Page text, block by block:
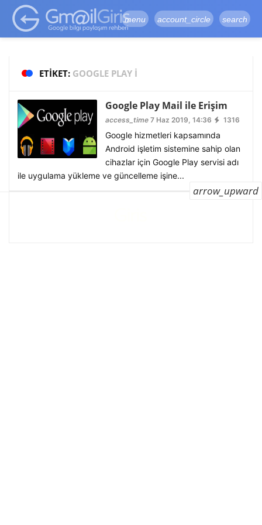
google-site-
verification=vqSI0upH550kabR5X8xpjMYieaXmuBueYgCJBW3uetM
menu account_circle search
ETIKET: GOOGLE PLAY I
Google Play Mail ile Erişim
access_time7 Haz 2019, 14:36 1316
Google hizmetleri kapsamında
Android işletim sistemine sahip olan
cihazlar için Google Play servisi adı
ile uygulama yükleme ve güncelleme işine...
arrow_upward